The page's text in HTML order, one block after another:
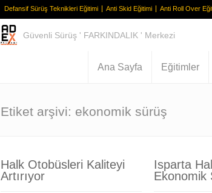
Defansif Sürüş Teknikleri Eğitimi Anti Skid Eğitimi Anti Roll Over
Güvenli Sürüş ' FARKINDALIK ' Merkezi
Ana Sayfa Eğitimler
Etiket arşivi: ekonomik sürüş
Halk Otobüsleri Kaliteyi
Artırıyor
Isparta
Ekonomik